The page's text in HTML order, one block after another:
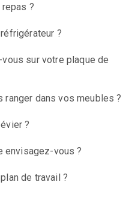
?
?
sur votre plaque de
dans vos meubles ?
?
envisagez-vous ?
de travail ?